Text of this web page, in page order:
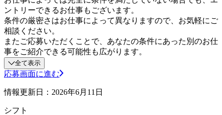
ントリーできるお仕事もございます。
条件の厳密さはお仕事によって異なりますので、お気軽にご
相談ください。
またご応募いただくことで、あなたの条件にあった別のお仕
事をご紹介できる可能性も広がります。
全て表示
応募画面に進む
情報更新日：2026年6月11日
シフト